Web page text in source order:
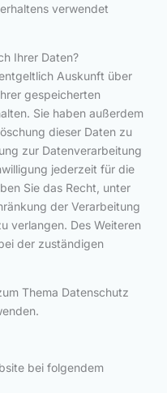
verwendet
Ihrer Daten?
Auskunft über
gespeicherten
Sie haben außerdem
dieser Daten zu
zur Datenverarbeitung
jederzeit für die
Sie das Recht, unter
der Verarbeitung
verlangen. Des Weiteren
der zuständigen
Thema Datenschutz
bei folgendem